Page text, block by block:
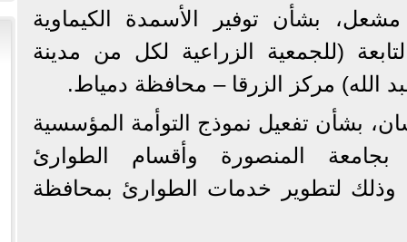
بشأن توفير الأسمدة الكيماوية
(للجمعية الزراعية لكل من مدينة
الله) مركز الزرقا – محافظة دمياط.
بشأن تفعيل نموذج التوأمة المؤسسية
المنصورة وأقسام الطوارئ
لتطوير خدمات الطوارئ بمحافظة